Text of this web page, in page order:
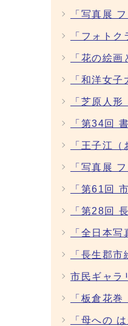
「写真展
「フォト
「花の絵
「和洋女
「芝原人
「第34回
「王子江
「写真展
「第61回
「第28回
「全日本
「長生郡
市民ギャ
「板倉花
「母への